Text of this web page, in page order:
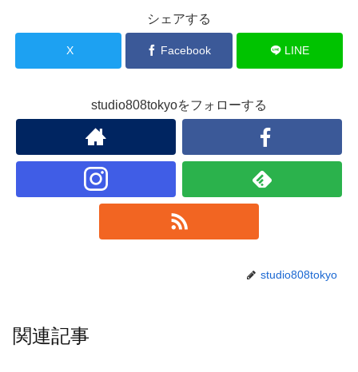
シェアする
X Facebook LINE
studio808tokyoをフォローする
studio808tokyo
関連記事